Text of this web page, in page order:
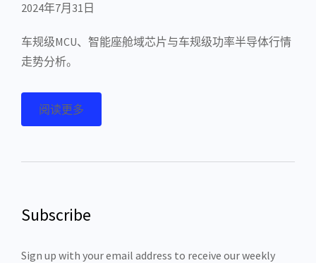
2024年7月31日
车规级MCU、智能座舱域芯片与车规级功率半导体行情
走势分析。
阅读更多
Subscribe
Sign up with your email address to receive our weekly